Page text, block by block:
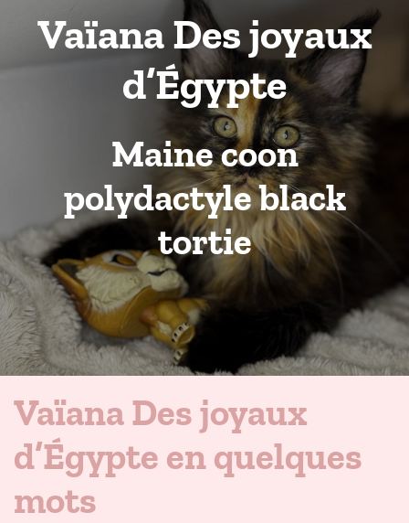
Vaïana Des joyaux
d’Égypte
Maine coon
polydactyle black
tortie
Vaïana Des joyaux
d’Égypte en quelques
mots